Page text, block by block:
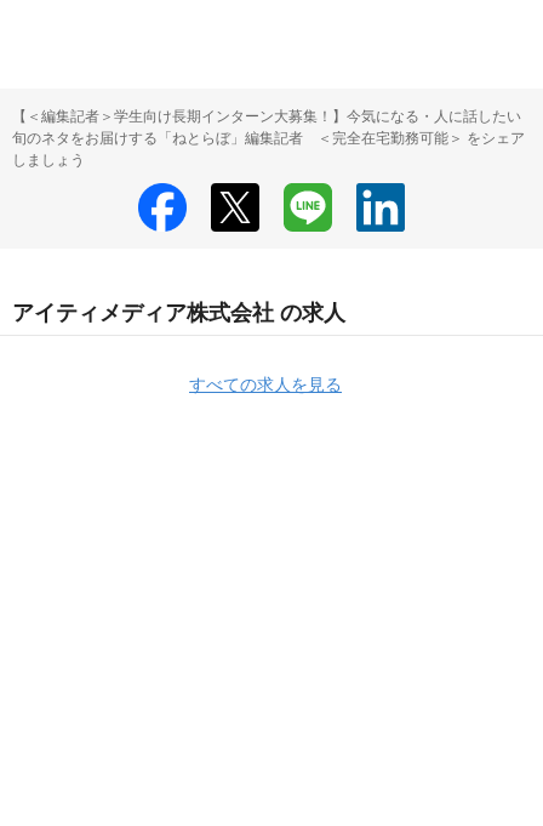
【＜編集記者＞学生向け長期インターン大募集！】今気になる・人に話したい
旬のネタをお届けする「ねとらぼ」編集記者 ＜完全在宅勤務可能＞ をシェア
しましょう
アイティメディア株式会社 の求人
すべての求人を見る